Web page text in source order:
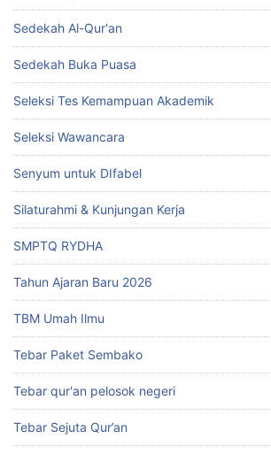
Sedekah Al-Qur'an
Sedekah Buka Puasa
Seleksi Tes Kemampuan Akademik
Seleksi Wawancara
Senyum untuk DIfabel
Silaturahmi & Kunjungan Kerja
SMPTQ RYDHA
Tahun Ajaran Baru 2026
TBM Umah Ilmu
Tebar Paket Sembako
Tebar qur'an pelosok negeri
Tebar Sejuta Qur’an